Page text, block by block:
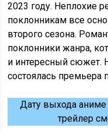
2023 году. Неплохие
поклонникам все
второго сезона.
поклонники жанра,
и интересный сюжет.
состоялась премьера
Дату выхода
трейлер